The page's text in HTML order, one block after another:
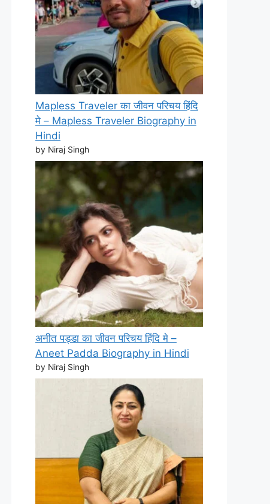
Mapless Traveler का जीवन परिचय हिंदि
मे – Mapless Traveler Biography in
Hindi
by Niraj Singh
अनीत पड्डा का जीवन परिचय हिंदि मे –
Aneet Padda Biography in Hindi
by Niraj Singh